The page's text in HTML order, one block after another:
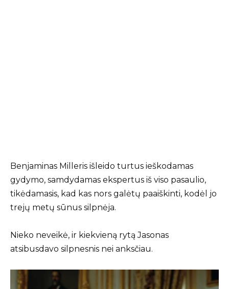
Benjaminas Milleris išleido turtus ieškodamas
gydymo, samdydamas ekspertus iš viso pasaulio,
tikėdamasis, kad kas nors galėtų paaiškinti, kodėl jo
trejų metų sūnus silpnėja.
Nieko neveikė, ir kiekvieną rytą Jasonas
atsibusdavo silpnesnis nei anksčiau.